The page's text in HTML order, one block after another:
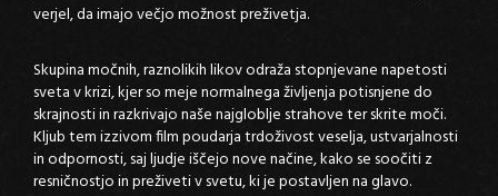
verjel, da imajo večjo možnost preživetja.
Skupina močnih, raznolikih likov odraža stopnjevane napetosti
sveta v krizi, kjer so meje normalnega življenja potisnjene do
skrajnosti in razkrivajo naše najgloblje strahove ter skrite moči.
Kljub tem izzivom film poudarja trdoživost veselja, ustvarjalnosti
in odpornosti, saj ljudje iščejo nove načine, kako se soočiti z
resničnostjo in preživeti v svetu, ki je postavljen na glavo.